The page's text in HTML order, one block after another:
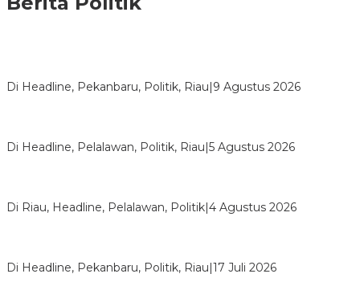
Di Headline, Pekanbaru, Politik, Riau|9 Agustus 2026
Di Headline, Pelalawan, Politik, Riau|5 Agustus 2026
Di Riau, Headline, Pelalawan, Politik|4 Agustus 2026
Di Headline, Pekanbaru, Politik, Riau|17 Juli 2026